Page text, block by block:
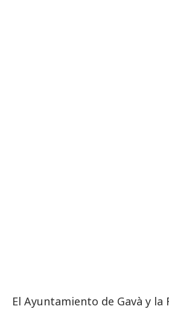
El Ayuntamiento de Gavà y la